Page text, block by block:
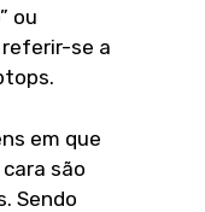
ou
referir-se a
em que
são
Sendo